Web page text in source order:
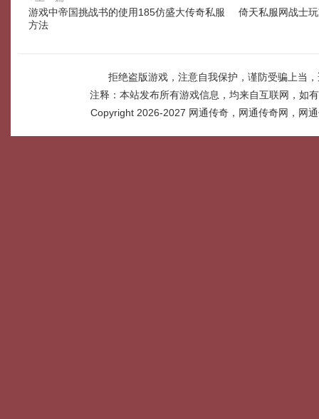
游戏中帝国挑战书的使用185仿盛大传奇私服
方法
倚天私服网战士
拒绝盗版游戏，注意自我保护，谨防受骗上当
注释：本站发布所有游戏信息，均来自互联网，如
Copyright 2026-2027 网通传奇，网通传奇网，网